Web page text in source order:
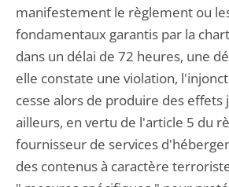
manifestement le règlement ou
fondamentaux garantis par la
dans un délai de 72 heures, une
elle constate une violation,
cesse alors de produire des effets
ailleurs, en vertu de l'article 5 du
fournisseur de services
des contenus à caractère